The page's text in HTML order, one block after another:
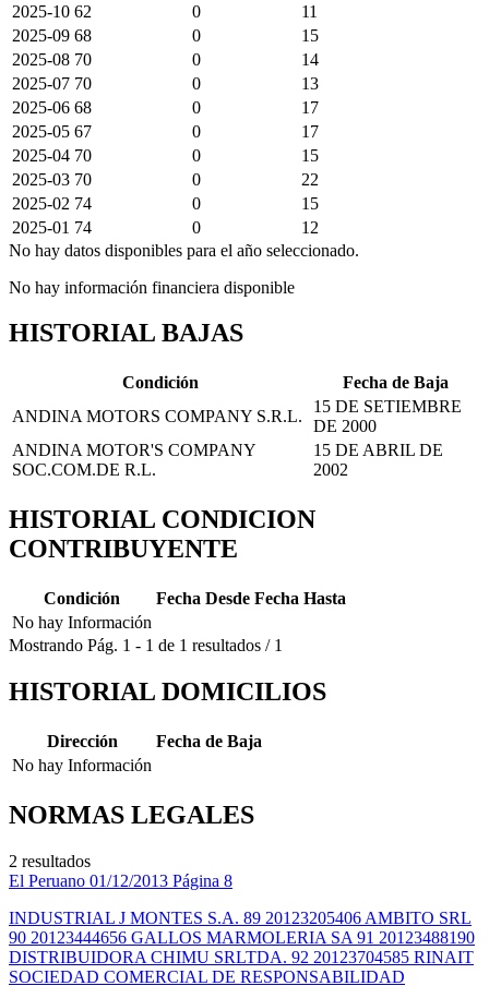
2025-10 62 0
11
2025-09 68 0
15
2025-08 70 0
14
2025-07 70 0
13
2025-06 68 0
17
2025-05 67 0
17
2025-04 70 0
15
2025-03 70 0
22
2025-02 74 0
15
2025-01 74 0
12
No hay datos disponibles para el año seleccionado.
No hay información financiera disponible
HISTORIAL BAJAS
Condición
Fecha de Baja
ANDINA MOTORS COMPANY S.R.L.
15 DE SETIEMBRE
DE 2000
ANDINA MOTOR'S COMPANY
SOC.COM.DE R.L.
15 DE ABRIL DE
2002
HISTORIAL CONDICION
CONTRIBUYENTE
Condición Fecha Desde Fecha Hasta
No hay Información
Mostrando Pág. 1 - 1 de 1 resultados / 1
HISTORIAL DOMICILIOS
Dirección
Fecha de Baja
No hay Información
NORMAS LEGALES
2 resultados
El Peruano 01/12/2013 Página 8
INDUSTRIAL J MONTES S.A. 89 20123205406 AMBITO SRL
90 20123444656 GALLOS MARMOLERIA SA 91 20123488190
DISTRIBUIDORA CHIMU SRLTDA. 92 20123704585 RINAIT
SOCIEDAD COMERCIAL DE RESPONSABILIDAD